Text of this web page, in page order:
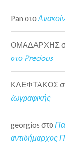
Pan στο
ΟΜΑΔΑΡΧΗΣ
στο Precious
ΚΛΕΦΤΑΚΟΣ
ζωγραφικής
georgios στο
αντιδήμαρχος